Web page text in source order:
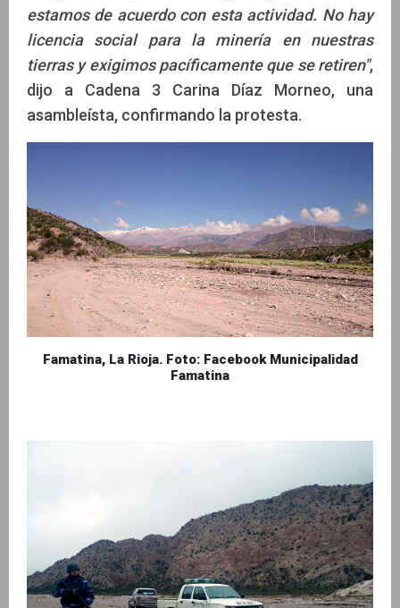
estamos de acuerdo con esta actividad. No hay
licencia social para la minería en nuestras
tierras y exigimos pacíficamente que se retiren",
dijo a Cadena 3 Carina Díaz Morneo, una
asambleísta, confirmando la protesta.
Famatina, La Rioja. Foto: Facebook Municipalidad
Famatina